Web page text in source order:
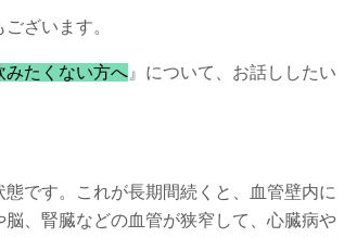
ざいます。
みたくない方へ 』について、お話ししたい
です。これが長期間続くと、血管壁内に
、腎臓などの血管が狭窄して、心臓病や